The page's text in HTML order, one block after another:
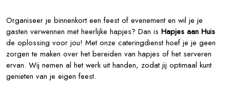
Organiseer je binnenkort een feest of evenement en wil je je
gasten verwennen met heerlijke hapjes? Dan is Hapjes aan Huis
de oplossing voor jou! Met onze cateringdienst hoef je je geen
zorgen te maken over het bereiden van hapjes of het serveren
ervan. Wij nemen al het werk uit handen, zodat jij optimaal kunt
genieten van je eigen feest.